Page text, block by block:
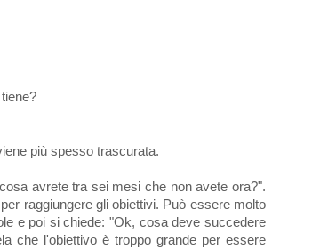
più spesso trascurata.
avrete tra sei mesi che non avete ora?".
raggiungere gli obiettivi. Può essere molto
e poi si chiede: "Ok, cosa deve succedere
che l'obiettivo è troppo grande per essere